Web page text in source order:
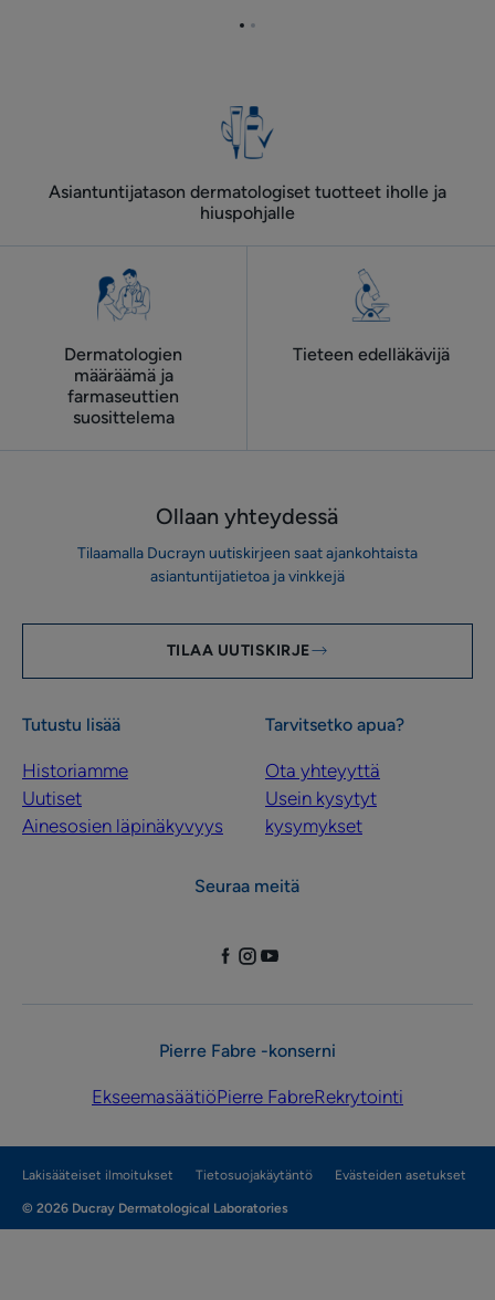
Siirry
Siirry
Asiantuntijatason dermatologiset tuotteet iholle ja
hiuspohjalle
Dermatologien
määräämä ja
farmaseuttien
suosittelema
Tieteen edelläkävijä
Ollaan yhteydessä
Tilaamalla Ducrayn uutiskirjeen saat ajankohtaista
asiantuntijatietoa ja vinkkejä
TILAA UUTISKIRJE
Tutustu lisää
Historiamme
Uutiset
Ainesosien läpinäkyvyys
Tarvitsetko apua?
Ota yhteyyttä
Usein kysytyt
kysymykset
Seuraa meitä
Pierre Fabre -konserni
EkseemasäätiöPierre FabreRekrytointi
Lakisääteiset ilmoitukset Tietosuojakäytäntö Evästeiden asetukset
© 2026 Ducray Dermatological Laboratories